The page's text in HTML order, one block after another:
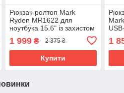
Рюкзак-ролтоп Mark
Ryden MR1622 для
ноутбука 15.6" із захистом
від вологи та USB-портом
(Чорний)
1 999₴ 2 375 ₴
Купити
1